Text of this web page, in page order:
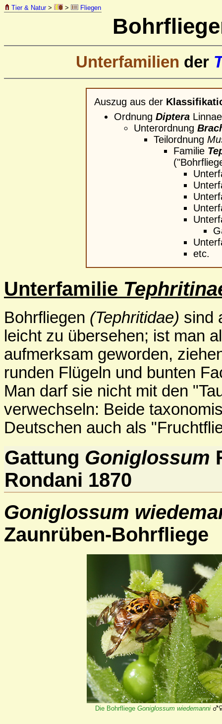
Tier & Natur> > Fliegen
Unterfamilien der
Auszug aus der
Ordnung Diptera
Unterordnung
Teilordnung
Familie
etc.
Unterfamilie
Bohrfliegen (Tephritidae) sind
leicht zu übersehen; ist man
aufmerksam geworden,
runden Flügeln und bunten
Man darf sie nicht mit den
verwechseln: Beide
Deutschen auch als
Gattung Goniglossum
Rondani 1870
Goniglossum
Zaunrüben-Bohrfliege
Die Bohrfliege Goniglossum wiedemanni